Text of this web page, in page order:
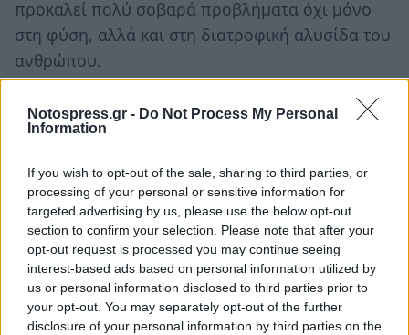
Notospress.gr - Do Not Process My Personal
Information
If you wish to opt-out of the sale, sharing to third parties, or
processing of your personal or sensitive information for
targeted advertising by us, please use the below opt-out
section to confirm your selection. Please note that after your
opt-out request is processed you may continue seeing
interest-based ads based on personal information utilized by
us or personal information disclosed to third parties prior to
your opt-out. You may separately opt-out of the further
disclosure of your personal information by third parties on the
προκαλεί πολύ σοβαρά προβλήματα όχι μόνο
στη φύση, αλλά και στη διατροφική αλυσίδα του
ανθρώπου.
στο Google News και
μάθετε πρώτοι
TAGS: ΠΤΗΝΑ ΦΛΑΜΙΝΓΚΟ
ΥΔΡΟΒΙΟΤΟΠΟΣ
ΝΑΥΠΛΙΟ